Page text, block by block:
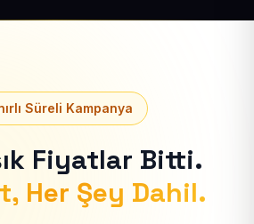
Süreli Kampanya
Fiyatlar Bitti.
Her Şey Dahil.